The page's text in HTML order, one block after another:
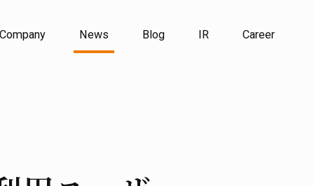
Company News Blog IR Career